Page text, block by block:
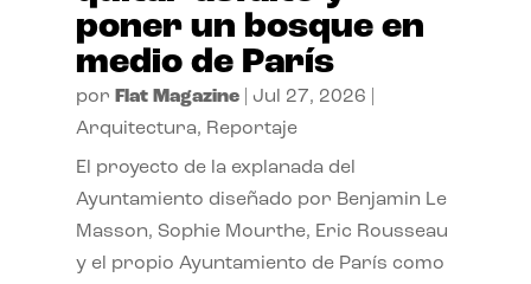
poner un bosque en
medio de París
por Flat Magazine| Jul 27, 2026
Arquitectura, Reportaje
El proyecto de la explanada del
Ayuntamiento diseñado por Benjamin Le
Masson, Sophie Mourthe, Eric Rousseau
y el propio Ayuntamiento de París como